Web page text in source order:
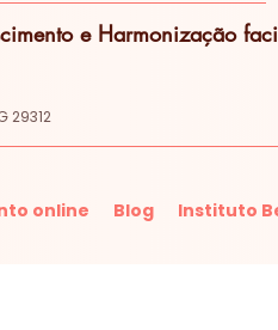
e Harmonização
29312
online Blog Instituto